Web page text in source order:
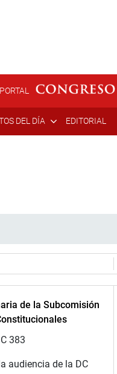
PORTAL
DEL DÍA EDITORIAL
de la Subcomisión
383
audiencia de la DC